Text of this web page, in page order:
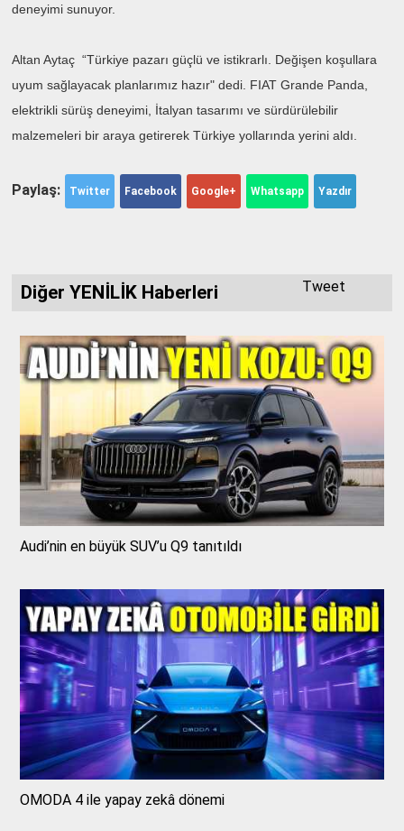
deneyimi sunuyor.
Altan Aytaç “Türkiye pazarı güçlü ve istikrarlı. Değişen koşullara
uyum sağlayacak planlarımız hazır" dedi. FIAT Grande Panda,
elektrikli sürüş deneyimi, İtalyan tasarımı ve sürdürülebilir
malzemeleri bir araya getirerek Türkiye yollarında yerini aldı.
Paylaş: Twitter Facebook Google+ Whatsapp Yazdır
Tweet
Diğer YENİLİK Haberleri
Audi’nin en büyük SUV’u Q9 tanıtıldı
OMODA 4 ile yapay zekâ dönemi